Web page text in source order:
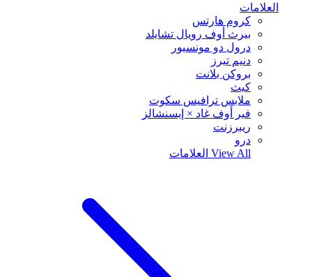
العلامات
كروم هارتس
بيرث أوف رويال تشايلد
درول دو مونسيور
دنيم تيرز
بروكن بلانت
كيث
ملابس ترافيس سكوت
فير أوف غاد × إيسنشالز
ريبرزنت
درو
View All العلامات